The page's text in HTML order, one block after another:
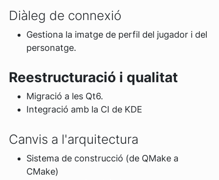
Diàleg de connexió
Gestiona la imatge de perfil del jugador i del
personatge.
Reestructuració i qualitat
Migració a les Qt6.
Integració amb la CI de KDE
Canvis a l'arquitectura
Sistema de construcció (de QMake a
CMake)